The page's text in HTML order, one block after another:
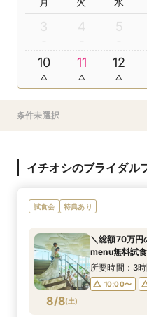
3 4 5
10 11 12
条件未選択
イチオシのブライダル
試食会 特典あり
8/8(土)
＼総額70万円
menu無料試食
所要時間：3
10:00〜